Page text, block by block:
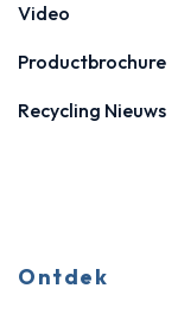
Video
Productbrochure
Recycling Nieuws
Ontdek